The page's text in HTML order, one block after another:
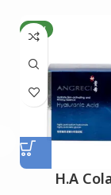
NEW
H.A